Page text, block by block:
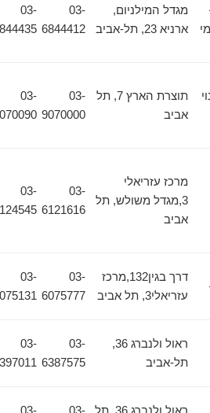
מגדל המילניום,
ארניא 23, תל-אביב
6844412
6844435
תוצרת הארץ 7, תל
אביב
03-
9070000
9070090
מרכז עזריאלי
3,מגדל משולש, תל
אביב
6121616
6124545
דרך בגין132,מרכז
עזריאלי3, תל אביב
03-
6075777
6075131
ראול ולנברג 36,
תל-אביב
6387575
6397011